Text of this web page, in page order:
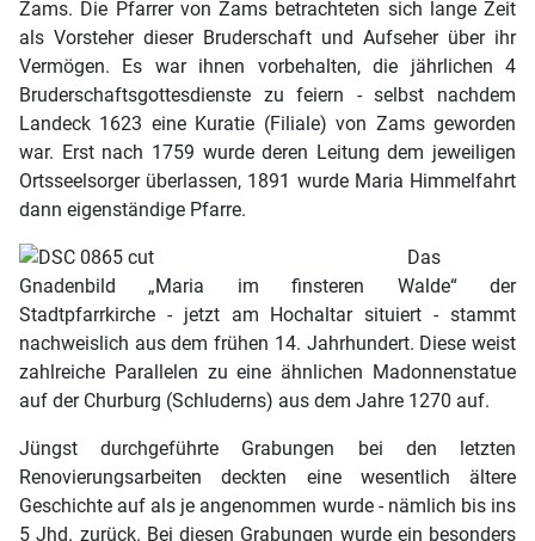
Zams. Die Pfarrer von Zams betrachteten sich lange Zeit
als Vorsteher dieser Bruderschaft und Aufseher über ihr
Vermögen. Es war ihnen vorbehalten, die jährlichen 4
Bruderschaftsgottesdienste zu feiern - selbst nachdem
Landeck 1623 eine Kuratie (Filiale) von Zams geworden
war. Erst nach 1759 wurde deren Leitung dem jeweiligen
Ortsseelsorger überlassen, 1891 wurde Maria Himmelfahrt
dann eigenständige Pfarre.
Das
Gnadenbild „Maria im finsteren Walde“ der
Stadtpfarrkirche - jetzt am Hochaltar situiert - stammt
nachweislich aus dem frühen 14. Jahrhundert. Diese weist
zahlreiche Parallelen zu eine ähnlichen Madonnenstatue
auf der Churburg (Schluderns) aus dem Jahre 1270 auf.
Jüngst durchgeführte Grabungen bei den letzten
Renovierungsarbeiten deckten eine wesentlich ältere
Geschichte auf als je angenommen wurde - nämlich bis ins
5 Jhd. zurück. Bei diesen Grabungen wurde ein besonders